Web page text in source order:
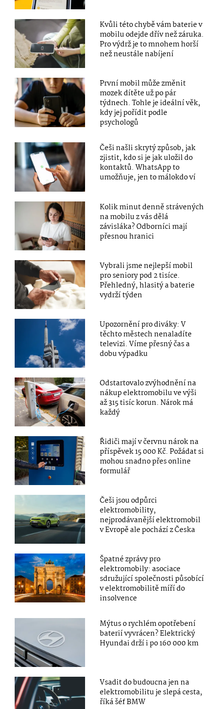
Kvůli této chybě vám baterie v
mobilu odejde dřív než záruka.
Pro výdrž je to mnohem horší
než neustále nabíjení
První mobil může změnit
mozek dítěte už po pár
týdnech. Tohle je ideální věk,
kdy jej pořídit podle
psychologů
Češi našli skrytý způsob, jak
zjistit, kdo si je jak uložil do
kontaktů. WhatsApp to
umožňuje, jen to málokdo ví
Kolik minut denně strávených
na mobilu z vás dělá
závisláka? Odborníci mají
přesnou hranici
Vybrali jsme nejlepší mobil
pro seniory pod 2 tisíce.
Přehledný, hlasitý a baterie
vydrží týden
Upozornění pro diváky: V
těchto městech nenaladíte
televizi. Víme přesný čas a
dobu výpadku
Odstartovalo zvýhodnění na
nákup elektromobilu ve výši
až 315 tisíc korun. Nárok má
každý
Řidiči mají v červnu nárok na
příspěvek 15 000 Kč. Požádat si
mohou snadno přes online
formulář
Češi jsou odpůrci
elektromobility,
nejprodávanější elektromobil
v Evropě ale pochází z Česka
Špatné zprávy pro
elektromobily: asociace
sdružující společnosti působící
v elektromobilitě míří do
insolvence
Mýtus o rychlém opotřebení
baterií vyvrácen? Elektrický
Hyundai drží i po 160 000 km
Vsadit do budoucna jen na
elektromobilitu je slepá cesta,
říká šéf BMW